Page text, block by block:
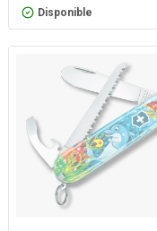
Disponible